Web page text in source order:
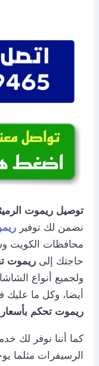
توصيل ريموت
نضمن لك توفير
محافظات الكويت
حاجتك إلىريموت
ولجميع أنواع
أيضا، وكل ما
ريموت تحكم بأسعار
كما أننا نوفر لك
الرسيفرات مثلما